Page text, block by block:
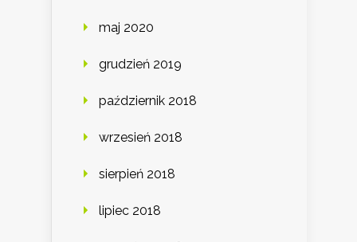
maj 2020
grudzień 2019
październik 2018
wrzesień 2018
sierpień 2018
lipiec 2018